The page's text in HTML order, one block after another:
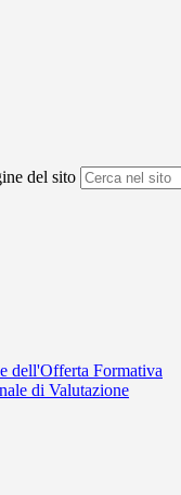
del sito
dell'Offerta Formativa
di Valutazione